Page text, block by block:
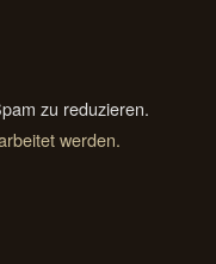
zu reduzieren.
werden.